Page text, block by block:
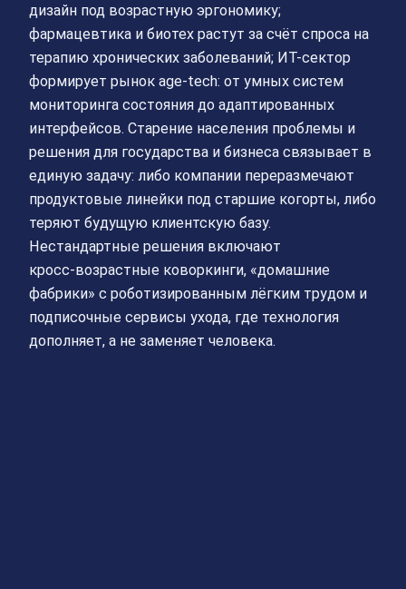
дизайн под возрастную эргономику;
фармацевтика и биотех растут за счёт спроса на
терапию хронических заболеваний; ИТ-сектор
формирует рынок age-tech: от умных систем
мониторинга состояния до адаптированных
интерфейсов. Старение населения проблемы и
решения для государства и бизнеса связывает в
единую задачу: либо компании переразмечают
продуктовые линейки под старшие когорты, либо
теряют будущую клиентскую базу.
Нестандартные решения включают
кросс‑возрастные коворкинги, «домашние
фабрики» с роботизированным лёгким трудом и
подписочные сервисы ухода, где технология
дополняет, а не заменяет человека.